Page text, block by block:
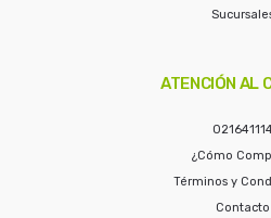
ATENCIÓN AL
¿Cómo
Términos y
Contacto